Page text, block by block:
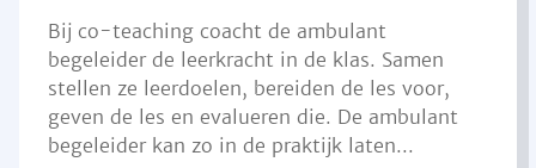
Bij co-teaching coacht de ambulant
begeleider de leerkracht in de klas. Samen
stellen ze leerdoelen, bereiden de les voor,
geven de les en evalueren die. De ambulant
begeleider kan zo in de praktijk laten...